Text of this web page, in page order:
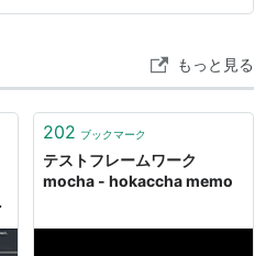
もっと見る
202 ブックマーク
テストフレームワーク
mocha - hokaccha memo